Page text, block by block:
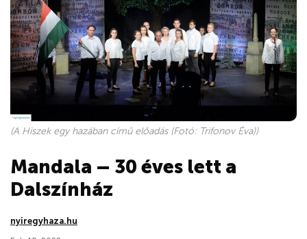
(A Hiszek egy hazában című előadás (Fotó: Trifonov Éva))
Mandala – 30 éves lett a
Dalszínház
nyiregyhaza.hu